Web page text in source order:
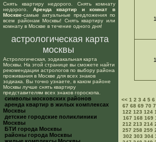
Снять квартиру недорого. Снять комнату
недорого. Аренда квартир и комнат в
Москве-самые актуальные предложения по
всем районам Москвы! Снять квартиру или
комнату в Москве в течение одного дня!
астрологическая карта
москвы
Астрологическая, зодиакальная карта
Москвы. На этой странице вы сможете найти
рекомендации астрологов по выбору района
проживания в Москве для всех знаков
зодиака. Вы точно узнаете, в каком районе
Москвы лучше снять квартиру
представителям всех знаков гороскопа.
cимволы московских районов
аренда квартир в жилых комплексах
Москвы
детские городские поликлиники
Москвы
БТИ города Москвы
районы города Москвы
1
1
<< 1 2 3 4 5 6
67 68 69 70
122 123 124
167 168 169
212 213 214
257 258 259
302 303 304